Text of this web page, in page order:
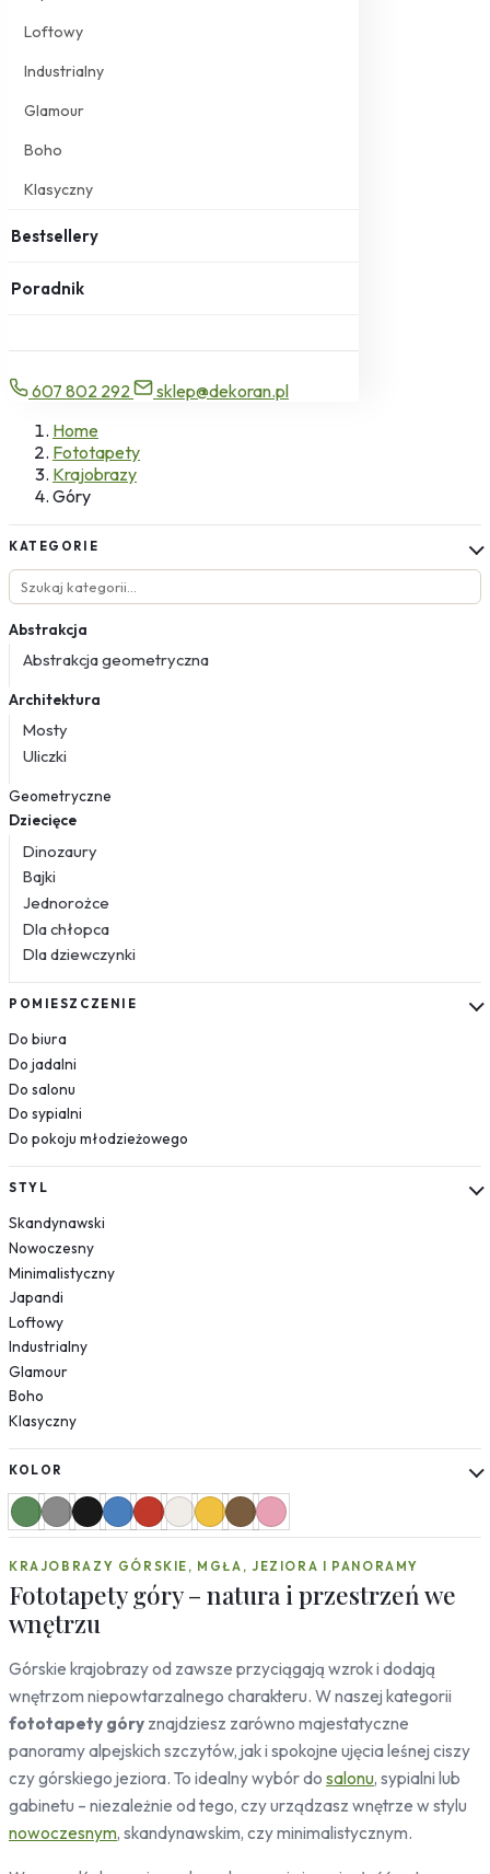
Loftowy
Industrialny
Glamour
Boho
Klasyczny
Bestsellery
Poradnik
607 802 292
sklep@dekoran.pl
Home
Fototapety
Krajobrazy
Góry
KATEGORIE
Abstrakcja
Abstrakcja geometryczna
Architektura
Mosty
Uliczki
Geometryczne
Dziecięce
Dinozaury
Bajki
Jednorożce
Dla chłopca
Dla dziewczynki
Kosmos
Krajobrazy
Góry
Las
Plaża
Wodospad
Pustynia
Jezioro
Morze
Kwiaty
Dmuchawce
Lawenda
Magnolie
Maki
Storczyki
Piwonie
Słoneczniki
Mapy
Miasta
Londyn
Nowy Jork
Paryż
Warszawa
Kraków
Gdańsk
Moskwa
Tokio
Berlin
Dubaj
POMIESZCZENIE
Do biura
Do jadalni
Do salonu
Do sypialni
Do pokoju młodzieżowego
STYL
Skandynawski
Nowoczesny
Minimalistyczny
Japandi
Loftowy
Industrialny
Glamour
Boho
Klasyczny
KOLOR
KRAJOBRAZY GÓRSKIE, MGŁA, JEZIORA I PANORAMY
Fototapety góry – natura i przestrzeń we
wnętrzu
Górskie krajobrazy od zawsze przyciągają wzrok i dodają
wnętrzom niepowtarzalnego charakteru. W naszej kategorii
fototapety góry znajdziesz zarówno majestatyczne
panoramy alpejskich szczytów, jak i spokojne ujęcia leśnej ciszy
czy górskiego jeziora. To idealny wybór do salonu, sypialni lub
gabinetu – niezależnie od tego, czy urządzasz wnętrze w stylu
nowoczesnym, skandynawskim, czy minimalistycznym.